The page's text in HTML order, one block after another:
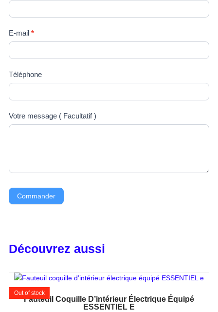
E-mail *
Téléphone
Votre message ( Facultatif )
Commander
Découvrez aussi
Fauteuil Coquille D’intérieur Électrique Équipé
ESSENTIEL E
Out of stock